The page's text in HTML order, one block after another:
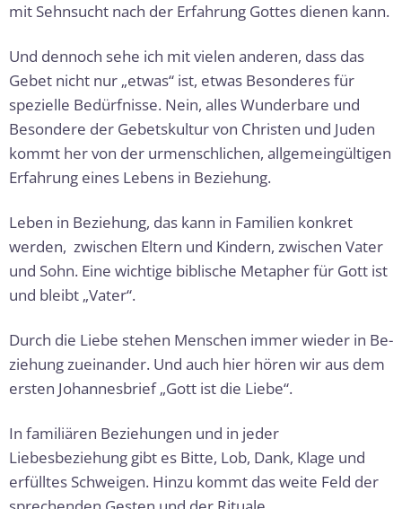
mit Sehnsucht nach der Erfahrung Gottes dienen kann.
Und dennoch sehe ich mit vielen anderen, dass das
Gebet nicht nur „etwas“ ist, etwas Besonderes für
spezielle Bedürfnisse. Nein, alles Wunderbare und
Besondere der Gebetskultur von Christen und Juden
kommt her von der urmenschlichen, all­gemeingültigen
Erfahrung eines Lebens in Beziehung.
Leben in Beziehung, das kann in Familien konkret
werden, zwischen Eltern und Kindern, zwischen Vater
und Sohn. Eine wichtige biblische Metapher für Gott ist
und bleibt „Vater“.
Durch die Liebe stehen Menschen immer wieder in Be­
ziehung zueinander. Und auch hier hören wir aus dem
ersten Johan­nes­brief „Gott ist die Liebe“.
In familiären Beziehungen und in jeder
Liebesbeziehung gibt es Bitte, Lob, Dank, Klage und
erfülltes Schweigen. Hinzu kommt das weite Feld der